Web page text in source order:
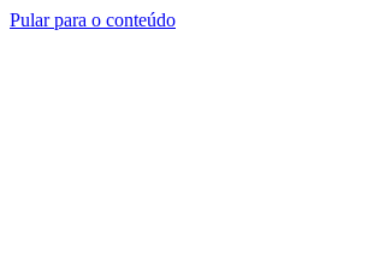
Pular para o conteúdo